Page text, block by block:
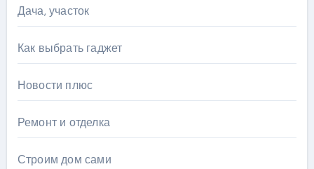
Дача, участок
Как выбрать гаджет
Новости плюс
Ремонт и отделка
Строим дом сами